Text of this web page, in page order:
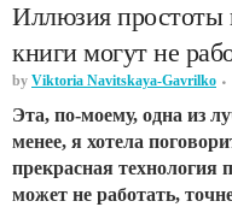
Иллюзия
книги могут не
by Viktoria Navitskaya-Gavrilko
Эта, по-моему, одна из
менее, я хотела
прекрасная технология
может не работать,